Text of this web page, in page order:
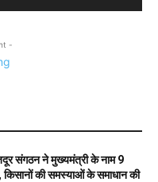
-
संगठन ने मुख्यमंत्री के नाम 9
किसानों की समस्याओं के समाधान की